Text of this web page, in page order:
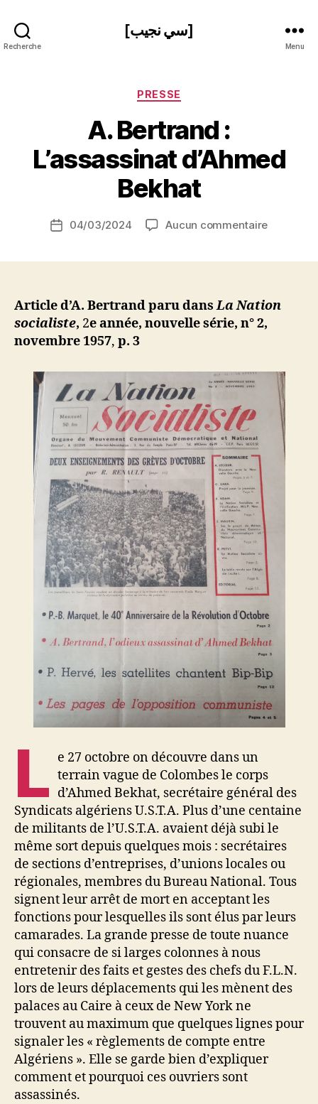
Recherche
[سي نجيب]
Menu
Catégories
PRESSE
A. Bertrand :
L’assassinat d’Ahmed
Bekhat
de
a
S
N
Date04/03/2024 Aucun commentairesur
d’Ahmed
Article d’A. Bertrand paru dansLa Nation
socialiste, 2e année, nouvelle série, n° 2,
novembre 1957, p. 3
L e 27 octobre on découvre dans un
terrain vague de Colombes le corps
d’Ahmed Bekhat, secrétaire général des
Syndicats algériens U.S.T.A. Plus d’une centaine
de militants de l’U.S.T.A. avaient déjà subi le
même sort depuis quelques mois : secrétaires
de sections d’entreprises, d’unions locales ou
régionales, membres du Bureau National. Tous
signent leur arrêt de mort en acceptant les
fonctions pour lesquelles ils sont élus par leurs
camarades. La grande presse de toute nuance
qui consacre de si larges colonnes à nous
entretenir des faits et gestes des chefs du F.L.N.
lors de leurs déplacements qui les mènent des
palaces au Caire à ceux de New York ne
trouvent au maximum que quelques lignes pour
signaler les « règlements de compte entre
Algériens ». Elle se garde bien d’expliquer
comment et pourquoi ces ouvriers sont
assassinés.